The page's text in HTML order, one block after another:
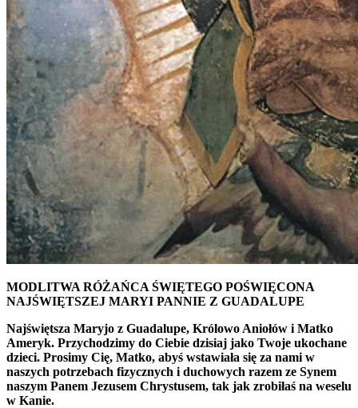
MODLITWA RÓŻAŃCA ŚWIĘTEGO POŚWIĘCONA
NAJŚWIĘTSZEJ MARYI PANNIE Z GUADALUPE
Najświętsza Maryjo z Guadalupe, Królowo Aniołów i Matko
Ameryk. Przychodzimy do Ciebie dzisiaj jako Twoje ukochane
dzieci. Prosimy Cię, Matko, abyś wstawiała się za nami w
naszych potrzebach fizycznych i duchowych razem ze Synem
naszym Panem Jezusem Chrystusem, tak jak zrobiłaś na weselu
w Kanie.